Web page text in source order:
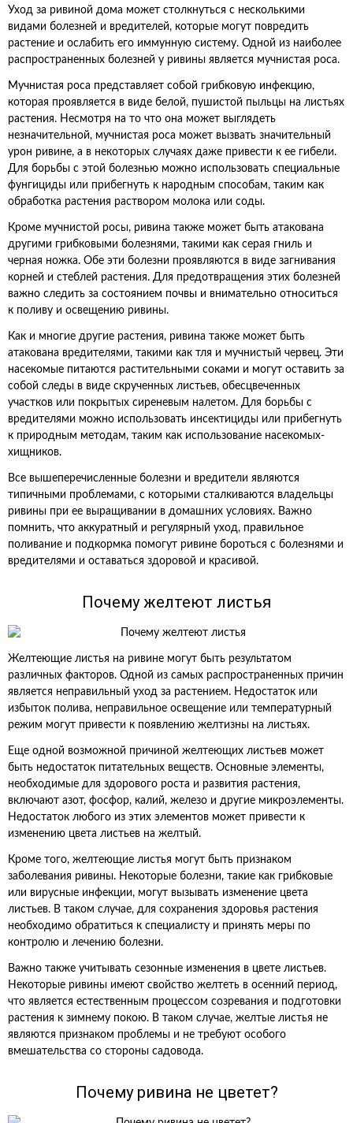
Уход за ривиной дома может столкнуться с несколькими
видами болезней и вредителей, которые могут повредить
растение и ослабить его иммунную систему. Одной из наиболее
распространенных болезней у ривины является мучнистая роса.
Мучнистая роса представляет собой грибковую инфекцию,
которая проявляется в виде белой, пушистой пыльцы на листьях
растения. Несмотря на то что она может выглядеть
незначительной, мучнистая роса может вызвать значительный
урон ривине, а в некоторых случаях даже привести к ее гибели.
Для борьбы с этой болезнью можно использовать специальные
фунгициды или прибегнуть к народным способам, таким как
обработка растения раствором молока или соды.
Кроме мучнистой росы, ривина также может быть атакована
другими грибковыми болезнями, такими как серая гниль и
черная ножка. Обе эти болезни проявляются в виде загнивания
корней и стеблей растения. Для предотвращения этих болезней
важно следить за состоянием почвы и внимательно относиться
к поливу и освещению ривины.
Как и многие другие растения, ривина также может быть
атакована вредителями, такими как тля и мучнистый червец. Эти
насекомые питаются растительными соками и могут оставить за
собой следы в виде скрученных листьев, обесцвеченных
участков или покрытых сиреневым налетом. Для борьбы с
вредителями можно использовать инсектициды или прибегнуть
к природным методам, таким как использование насекомых-
хищников.
Все вышеперечисленные болезни и вредители являются
типичными проблемами, с которыми сталкиваются владельцы
ривины при ее выращивании в домашних условиях. Важно
помнить, что аккуратный и регулярный уход, правильное
поливание и подкормка помогут ривине бороться с болезнями и
вредителями и оставаться здоровой и красивой.
Почему желтеют листья
Желтеющие листья на ривине могут быть результатом
различных факторов. Одной из самых распространенных причин
является неправильный уход за растением. Недостаток или
избыток полива, неправильное освещение или температурный
режим могут привести к появлению желтизны на листьях.
Еще одной возможной причиной желтеющих листьев может
быть недостаток питательных веществ. Основные элементы,
необходимые для здорового роста и развития растения,
включают азот, фосфор, калий, железо и другие микроэлементы.
Недостаток любого из этих элементов может привести к
изменению цвета листьев на желтый.
Кроме того, желтеющие листья могут быть признаком
заболевания ривины. Некоторые болезни, такие как грибковые
или вирусные инфекции, могут вызывать изменение цвета
листьев. В таком случае, для сохранения здоровья растения
необходимо обратиться к специалисту и принять меры по
контролю и лечению болезни.
Важно также учитывать сезонные изменения в цвете листьев.
Некоторые ривины имеют свойство желтеть в осенний период,
что является естественным процессом созревания и подготовки
растения к зимнему покою. В таком случае, желтые листья не
являются признаком проблемы и не требуют особого
вмешательства со стороны садовода.
Почему ривина не цветет?